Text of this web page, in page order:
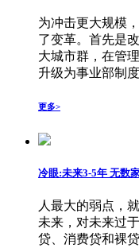
为冲击更大规模
了变革。首先是
大城市群，在管
升级为事业部制
更多>
冷眼:未来3-5年 无数
人最大的弱点，
未来，对未来过
贷、消费贷和裸